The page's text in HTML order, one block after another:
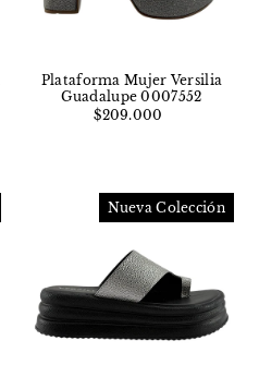
Plataforma Mujer Versilia
Guadalupe 0007552
$209.000
Nueva Colección